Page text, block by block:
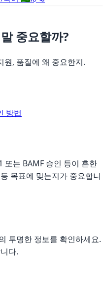
중요할까?
원, 품질에 왜 중요한지.
방법
또는 BAMF 승인 등이 흔한
목표에 맞는지가 중요합니
투명한 정보를 확인하세요.
다.